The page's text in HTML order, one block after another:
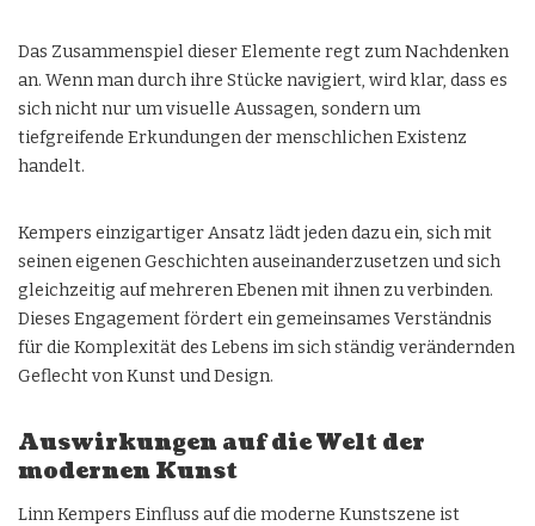
Das Zusammenspiel dieser Elemente regt zum Nachdenken
an. Wenn man durch ihre Stücke navigiert, wird klar, dass es
sich nicht nur um visuelle Aussagen, sondern um
tiefgreifende Erkundungen der menschlichen Existenz
handelt.
Kempers einzigartiger Ansatz lädt jeden dazu ein, sich mit
seinen eigenen Geschichten auseinanderzusetzen und sich
gleichzeitig auf mehreren Ebenen mit ihnen zu verbinden.
Dieses Engagement fördert ein gemeinsames Verständnis
für die Komplexität des Lebens im sich ständig verändernden
Geflecht von Kunst und Design.
Auswirkungen auf die Welt der
modernen Kunst
Linn Kempers Einfluss auf die moderne Kunstszene ist